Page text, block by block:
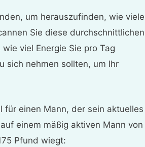
um herauszufinden, wie viele
Sie diese durchschnittlichen
viel Energie Sie pro Tag
sich nehmen sollten, um Ihr
einen Mann, der sein aktuelles
einem mäßig aktiven Mann von
Pfund wiegt: